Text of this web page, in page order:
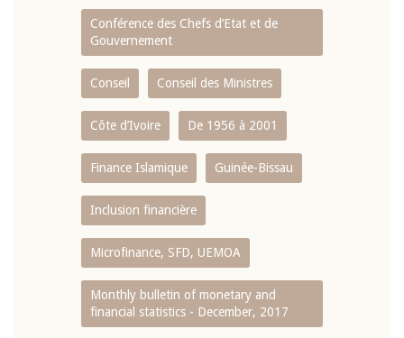
Conférence des Chefs d’Etat et de
Gouvernement
Conseil Conseil des Ministres
Côte d’Ivoire De 1956 à 2001
Finance Islamique Guinée-Bissau
Inclusion financière
Microfinance, SFD, UEMOA
Monthly bulletin of monetary and
financial statistics - December, 2017